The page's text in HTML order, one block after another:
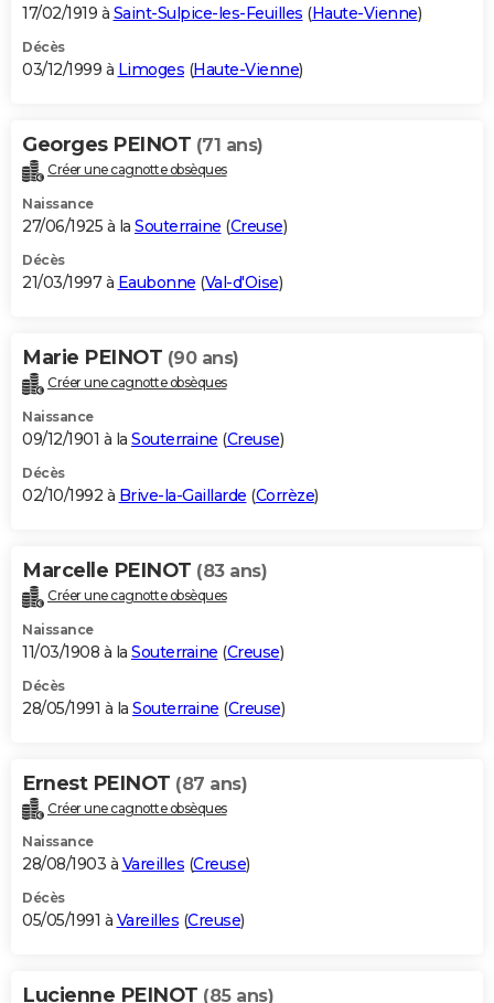
17/02/1919 à Saint-Sulpice-les-Feuilles (Haute-Vienne)
Décès
03/12/1999 à Limoges (Haute-Vienne)
Georges PEINOT (71 ans)
Créer une cagnotte obsèques
Naissance
27/06/1925 à la Souterraine (Creuse)
Décès
21/03/1997 à Eaubonne (Val-d'Oise)
Marie PEINOT (90 ans)
Créer une cagnotte obsèques
Naissance
09/12/1901 à la Souterraine (Creuse)
Décès
02/10/1992 à Brive-la-Gaillarde (Corrèze)
Marcelle PEINOT (83 ans)
Créer une cagnotte obsèques
Naissance
11/03/1908 à la Souterraine (Creuse)
Décès
28/05/1991 à la Souterraine (Creuse)
Ernest PEINOT (87 ans)
Créer une cagnotte obsèques
Naissance
28/08/1903 à Vareilles (Creuse)
Décès
05/05/1991 à Vareilles (Creuse)
Lucienne PEINOT (85 ans)